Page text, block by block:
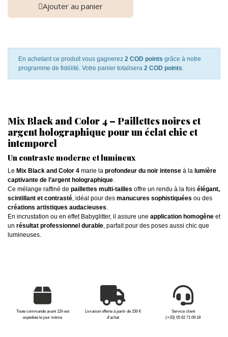
Ajouter au panier
En achetant ce produit vous gagnerez 2 COD points grâce à notre
programme de fidélité. Votre panier totalisera 2 COD points.
Mix Black and Color 4 – Paillettes noires et
argent holographique pour un éclat chic et
intemporel
Un contraste moderne et lumineux
Le Mix Black and Color 4 marie la profondeur du noir intense à la lumière
captivante de l’argent holographique.
Ce mélange raffiné de paillettes multi-tailles offre un rendu à la fois élégant,
scintillant et contrasté, idéal pour des manucures sophistiquées ou des
créations artistiques audacieuses.
En incrustation ou en effet Babyglitter, il assure une application homogène et
un résultat professionnel durable, parfait pour des poses aussi chic que
lumineuses.
Toute commande avant 12h est
expédiée le jour même
Livraison offerte à partir de 150 €
d'achat
Service client
(+33) 05 62 71 09 18